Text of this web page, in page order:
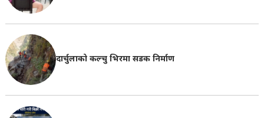
दार्चुलाको कल्चु भिरमा सडक निर्माण